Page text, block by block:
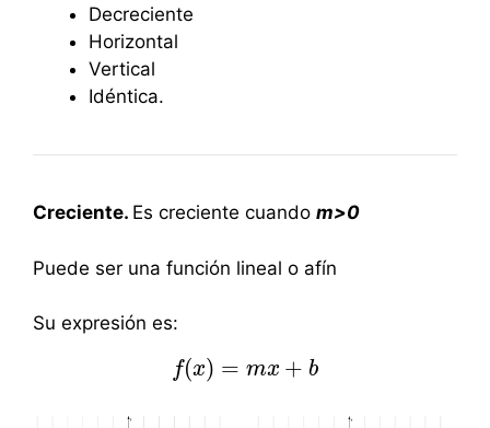
Decreciente
Horizontal
Vertical
Idéntica.
Creciente. Es creciente cuando m>0
Puede ser una función lineal o afín
Su expresión es:
f(x) = mx + b
f(x )= mx+b